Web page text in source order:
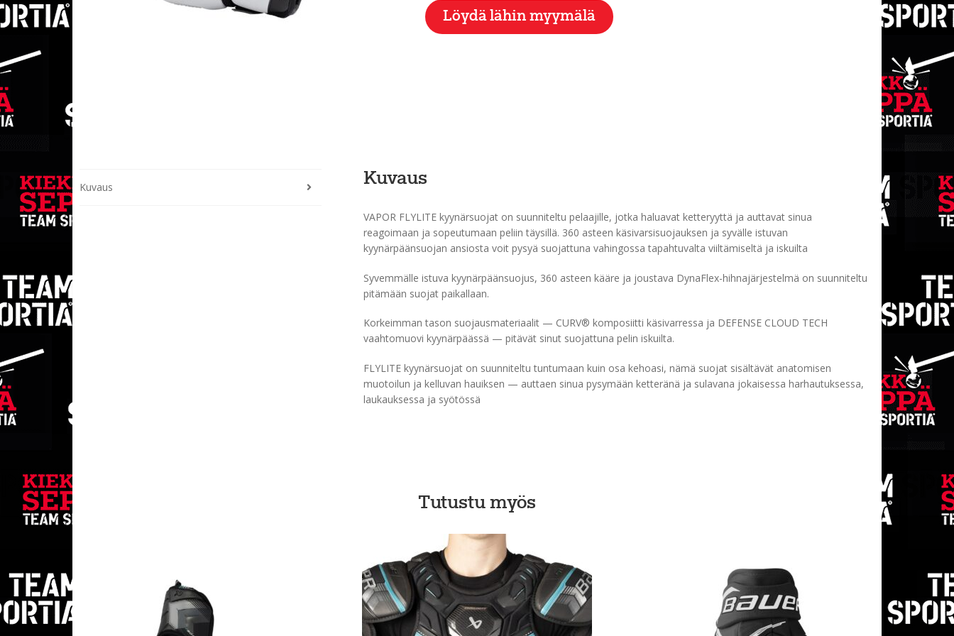
Löydä lähin myymälä
Kuvaus Kuvaus
VAPOR FLYLITE kyynärsuojat on suunniteltu pelaajille, jotka haluavat ketteryyttä ja auttavat sinua
reagoimaan ja sopeutumaan peliin täysillä. 360 asteen käsivarsisuojauksen ja syvälle istuvan
kyynärpäänsuojan ansiosta voit pysyä suojattuna vahingossa tapahtuvalta viiltämiseltä ja iskuilta
Syvemmälle istuva kyynärpäänsuojus, 360 asteen kääre ja joustava DynaFlex-hihnajärjestelmä on suunniteltu
pitämään suojat paikallaan.
Korkeimman tason suojausmateriaalit — CURV® komposiitti käsivarressa ja DEFENSE CLOUD TECH
vaahtomuovi kyynärpäässä — pitävät sinut suojattuna pelin iskuilta.
FLYLITE kyynärsuojat on suunniteltu tuntumaan kuin osa kehoasi, nämä suojat sisältävät anatomisen
muotoilun ja kelluvan hauiksen — auttaen sinua pysymään ketteränä ja sulavana jokaisessa harhautuksessa,
laukauksessa ja syötössä
Tutustu myös